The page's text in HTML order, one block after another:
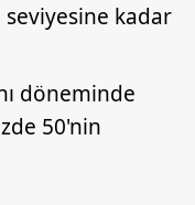
seviyesine kadar
döneminde
50'nin